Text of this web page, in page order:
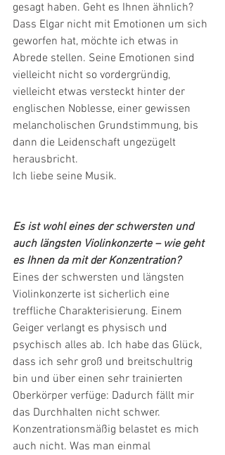
gesagt haben. Geht es Ihnen ähnlich?
Dass Elgar nicht mit Emotionen um sich
geworfen hat, möchte ich etwas in
Abrede stellen. Seine Emotionen sind
vielleicht nicht so vordergründig,
vielleicht etwas versteckt hinter der
englischen Noblesse, einer gewissen
melancholischen Grundstimmung, bis
dann die Leidenschaft ungezügelt
herausbricht.
Ich liebe seine Musik.
Es ist wohl eines der schwersten und
auch längsten Violinkonzerte – wie geht
es Ihnen da mit der Konzentration?
Eines der schwersten und längsten
Violinkonzerte ist sicherlich eine
treffliche Charakterisierung. Einem
Geiger verlangt es physisch und
psychisch alles ab. Ich habe das Glück,
dass ich sehr groß und breitschultrig
bin und über einen sehr trainierten
Oberkörper verfüge: Dadurch fällt mir
das Durchhalten nicht schwer.
Konzentrationsmäßig belastet es mich
auch nicht. Was man einmal